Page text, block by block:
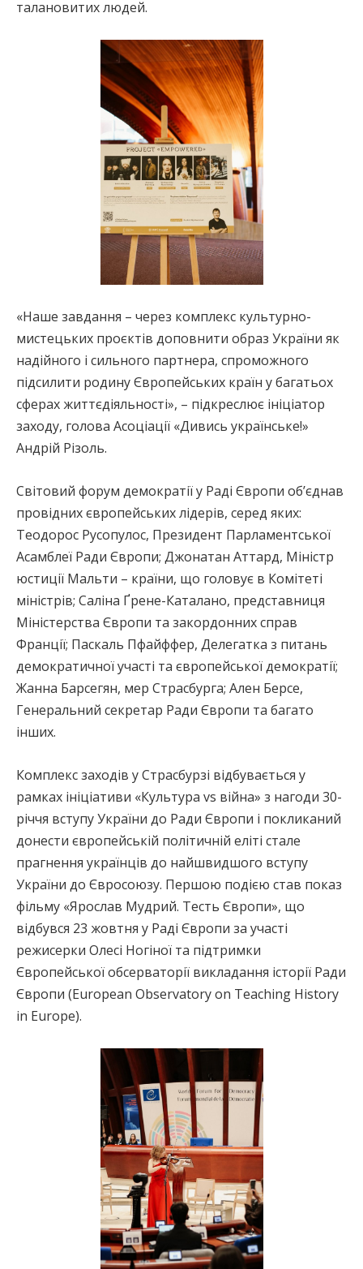
талановитих людей.
«Наше завдання – через комплекс культурно-
мистецьких проєктів доповнити образ України як
надійного і сильного партнера, спроможного
підсилити родину Європейських країн у багатьох
сферах життєдіяльності», – підкреслює ініціатор
заходу, голова Асоціації «Дивись українське!»
Андрій Різоль.
Світовий форум демократії у Раді Європи об’єднав
провідних європейських лідерів, серед яких:
Теодорос Русопулос, Президент Парламентської
Асамблеї Ради Європи; Джонатан Аттард, Міністр
юстиції Мальти – країни, що головує в Комітеті
міністрів; Саліна Ґрене-Каталано, представниця
Міністерства Європи та закордонних справ
Франції; Паскаль Пфайффер, Делегатка з питань
демократичної участі та європейської демократії;
Жанна Барсегян, мер Страсбурга; Ален Берсе,
Генеральний секретар Ради Європи та багато
інших.
Комплекс заходів у Страсбурзі відбувається у
рамках ініціативи «Культура vs війна» з нагоди 30-
річчя вступу України до Ради Європи і покликаний
донести європейській політичній еліті стале
прагнення українців до найшвидшого вступу
України до Євросоюзу. Першою подією став показ
фільму «Ярослав Мудрий. Тесть Європи», що
відбувся 23 жовтня у Раді Європи за участі
режисерки Олесі Ногіної та підтримки
Європейської обсерваторії викладання історії Ради
Європи (European Observatory on Teaching History
in Europe).